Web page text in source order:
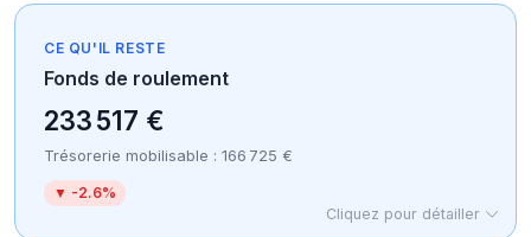
CE QU'IL RESTE
Fonds de roulement
233 517 €
Trésorerie mobilisable : 166 725 €
▼ -2.6%
Cliquez pour détailler